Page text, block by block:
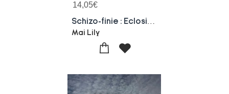
14,05€
Mai Lily